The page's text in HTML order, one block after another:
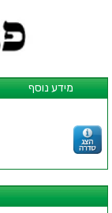
מידע נוסף